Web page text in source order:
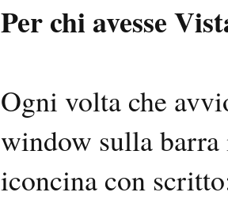
Per chi avesse
Ogni volta che
window sulla barra
iconcina con